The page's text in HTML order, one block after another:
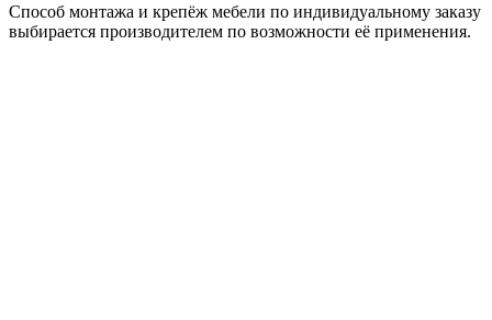
Способ монтажа и крепёж мебели по индивидуальному заказу
выбирается производителем по возможности её применения.